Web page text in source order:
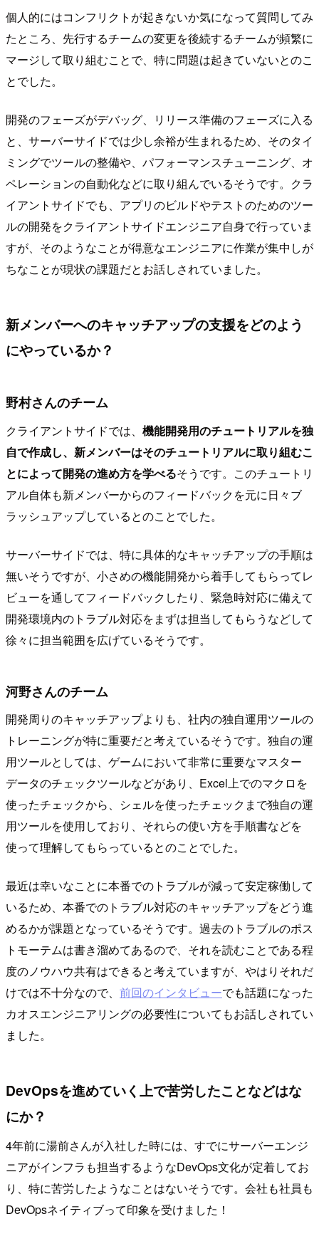
個人的にはコンフリクトが起きないか気になって質問してみ
たところ、先行するチームの変更を後続するチームが頻繁に
マージして取り組むことで、特に問題は起きていないとのこ
とでした。
開発のフェーズがデバッグ、リリース準備のフェーズに入る
と、サーバーサイドでは少し余裕が生まれるため、そのタイ
ミングでツールの整備や、パフォーマンスチューニング、オ
ペレーションの自動化などに取り組んでいるそうです。クラ
イアントサイドでも、アプリのビルドやテストのためのツー
ルの開発をクライアントサイドエンジニア自身で行っていま
すが、そのようなことが得意なエンジニアに作業が集中しが
ちなことが現状の課題だとお話しされていました。
新メンバーへのキャッチアップの支援をどのよう
にやっているか？
野村さんのチーム
クライアントサイドでは、 機能開発用のチュートリアルを独
自で作成し、新メンバーはそのチュートリアルに取り組むこ
とによって開発の進め方を学べるそうです。このチュートリ
アル自体も新メンバーからのフィードバックを元に日々ブ
ラッシュアップしているとのことでした。
サーバーサイドでは、特に具体的なキャッチアップの手順は
無いそうですが、小さめの機能開発から着手してもらってレ
ビューを通してフィードバックしたり、緊急時対応に備えて
開発環境内のトラブル対応をまずは担当してもらうなどして
徐々に担当範囲を広げているそうです。
河野さんのチーム
開発周りのキャッチアップよりも、社内の独自運用ツールの
トレーニングが特に重要だと考えているそうです。独自の運
用ツールとしては、ゲームにおいて非常に重要なマスター
データのチェックツールなどがあり、Excel上でのマクロを
使ったチェックから、シェルを使ったチェックまで独自の運
用ツールを使用しており、それらの使い方を手順書などを
使って理解してもらっているとのことでした。
最近は幸いなことに本番でのトラブルが減って安定稼働して
いるため、本番でのトラブル対応のキャッチアップをどう進
めるかが課題となっているそうです。過去のトラブルのポス
トモーテムは書き溜めてあるので、それを読むことである程
度のノウハウ共有はできると考えていますが、やはりそれだ
けでは不十分なので、 前回のインタビューでも話題になった
カオスエンジニアリングの必要性についてもお話しされてい
ました。
DevOpsを進めていく上で苦労したことなどはな
にか？
4年前に湯前さんが入社した時には、すでにサーバーエンジ
ニアがインフラも担当するようなDevOps文化が定着してお
り、特に苦労したようなことはないそうです。会社も社員も
DevOpsネイティブって印象を受けました！